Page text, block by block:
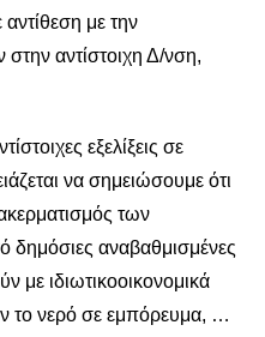
με την
αντίστοιχη Δ/νση,
εξελίξεις σε
να σημειώσουμε ότι
των
δημόσιες αναβαθμισμένες
με ιδιωτικοοικονομικά
το νερό σε εμπόρευμα, …